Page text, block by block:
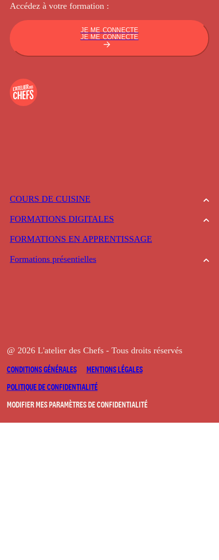
COURS DE CUISINE
FORMATIONS DIGITALES
FORMATIONS EN APPRENTISSAGE
Formations présentielles
Accédez à votre formation :
JE ME CONNECTE
JE ME CONNECTE
@ 2026 L'atelier des Chefs - Tous droits réservés
CONDITIONS GÉNÉRALES
MENTIONS LÉGALES
POLITIQUE DE CONFIDENTIALITÉ
MODIFIER MES PARAMÈTRES DE CONFIDENTIALITÉ